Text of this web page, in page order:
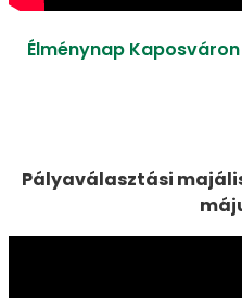
Élménynap
Pályaválasztási